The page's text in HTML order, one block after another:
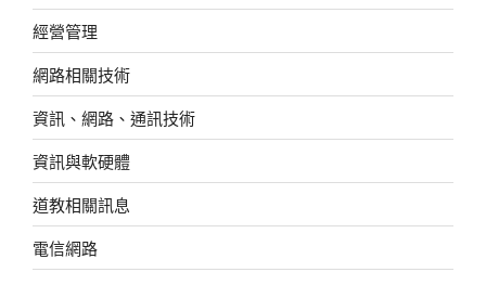
經營管理
網路相關技術
資訊、網路、通訊技術
資訊與軟硬體
道教相關訊息
電信網路